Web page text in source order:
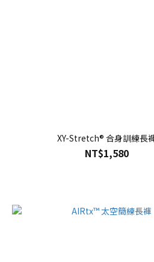
XY-Stretch® 合身訓練長
NT$1,580